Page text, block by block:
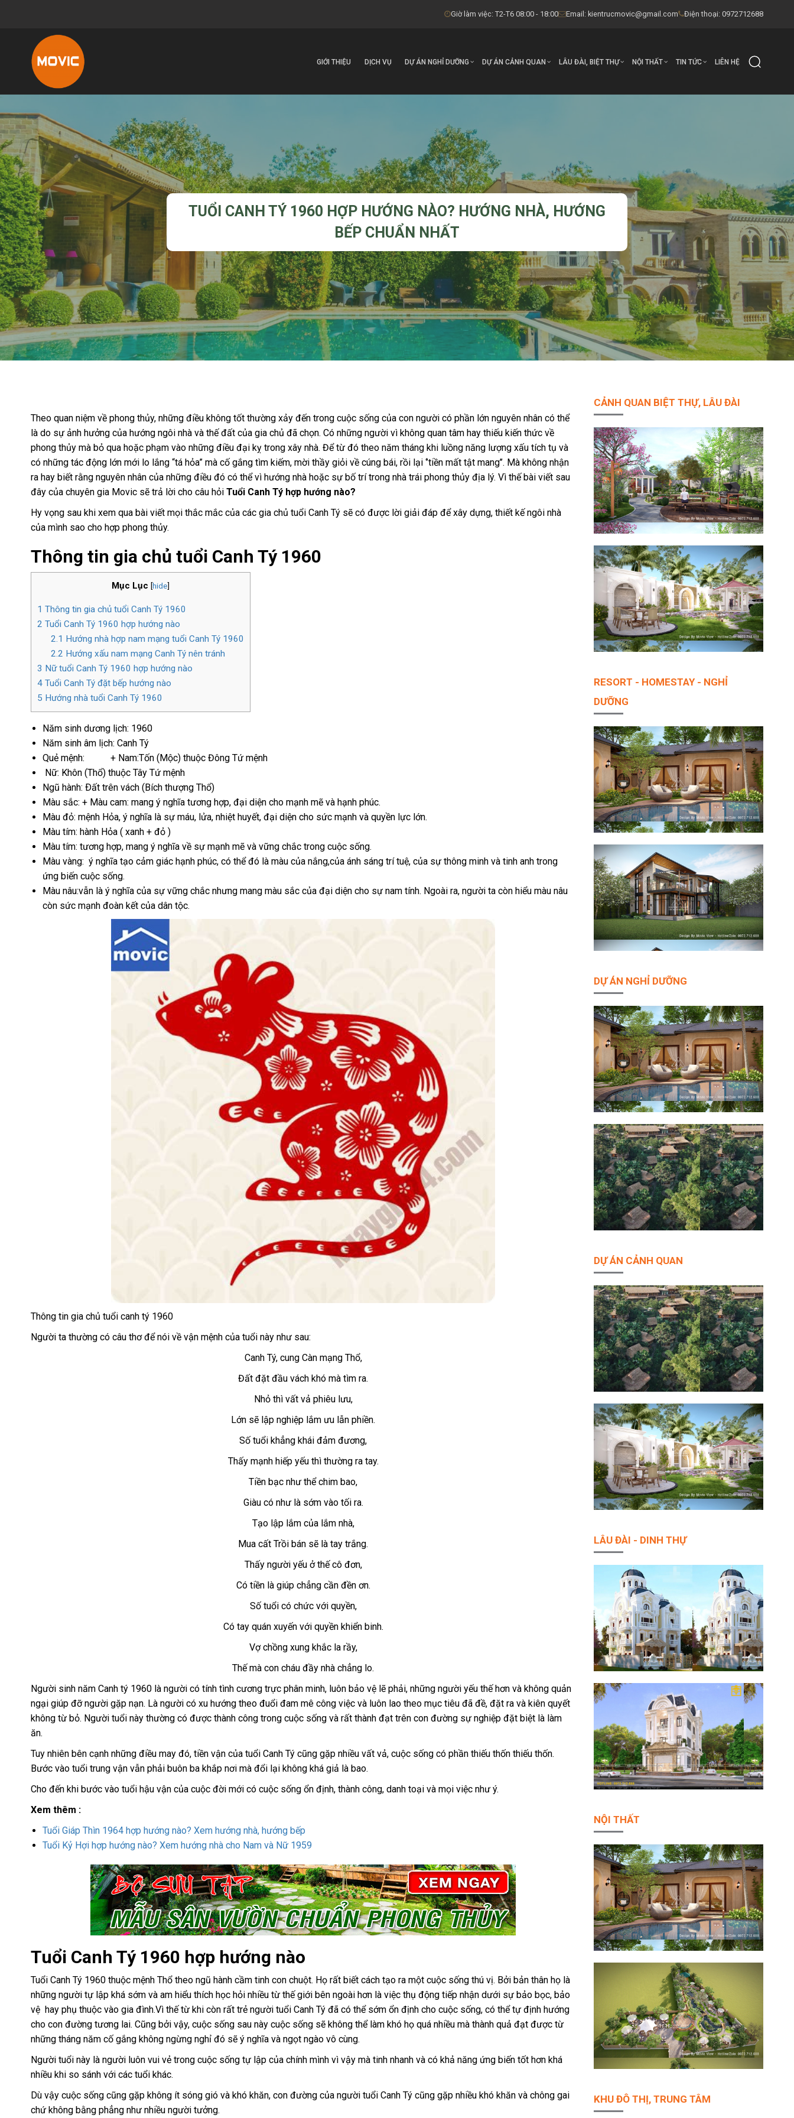
Giờ làm việc: T2-T6 08:00 - 18:00 Email: kientrucmovic@gmail.com Điện thoại: 0972712688
GIỚI THIỆU DỊCH VỤ DỰ ÁN NGHỈ DƯỠNG DỰ ÁN CẢNH QUAN LÂU ĐÀI, BIỆT THỰ NỘI THẤT TIN TỨC LIÊN HỆ
TUỔI CANH TÝ 1960 HỢP HƯỚNG NÀO? HƯỚNG NHÀ, HƯỚNG
BẾP CHUẨN NHẤT
Theo quan niệm về phong thủy, những điều không tốt thường xảy đến trong cuộc sống của con người có phần lớn nguyên nhân có thể
là do sự ảnh hưởng của hướng ngôi nhà và thế đất của gia chủ đã chọn. Có những người vì không quan tâm hay thiếu kiến thức về
phong thủy mà bỏ qua hoặc phạm vào những điều đại kỵ trong xây nhà. Để từ đó theo năm tháng khi luồng năng lượng xấu tích tụ và
có những tác động lớn mới lo lắng “tá hỏa” mà cố gắng tìm kiếm, mời thầy giỏi về cúng bái, rồi lại ‘’tiền mất tật mang’’. Mà không nhận
ra hay biết rằng nguyên nhân của những điều đó có thể vì hướng nhà hoặc sự bố trí trong nhà trái phong thủy địa lý. Vì thế bài viết sau
đây của chuyên gia Movic sẽ trả lời cho câu hỏi Tuổi Canh Tý hợp hướng nào?
Hy vọng sau khi xem qua bài viết mọi thắc mắc của các gia chủ tuổi Canh Tý sẽ có được lời giải đáp để xây dựng, thiết kế ngôi nhà
của mình sao cho hợp phong thủy.
Thông tin gia chủ tuổi Canh Tý 1960
Mục Lục [hide]
1 Thông tin gia chủ tuổi Canh Tý 1960
2 Tuổi Canh Tý 1960 hợp hướng nào
2.1 Hướng nhà hợp nam mạng tuổi Canh Tý 1960
2.2 Hướng xấu nam mạng Canh Tý nên tránh
3 Nữ tuổi Canh Tý 1960 hợp hướng nào
4 Tuổi Canh Tý đặt bếp hướng nào
5 Hướng nhà tuổi Canh Tý 1960
Năm sinh dương lịch: 1960
Năm sinh âm lịch: Canh Tý
Quẻ mệnh: + Nam:Tốn (Mộc) thuộc Đông Tứ mệnh
Nữ: Khôn (Thổ) thuộc Tây Tứ mệnh
Ngũ hành: Ðất trên vách (Bích thượng Thổ)
Màu sắc: + Màu cam: mang ý nghĩa tương hợp, đại diện cho mạnh mẽ và hạnh phúc.
Màu đỏ: mệnh Hỏa, ý nghĩa là sự máu, lửa, nhiệt huyết, đại diện cho sức mạnh và quyền lực lớn.
Màu tím: hành Hỏa ( xanh + đỏ )
Màu tím: tương hợp, mang ý nghĩa về sự mạnh mẽ và vững chắc trong cuộc sống.
Màu vàng: ý nghĩa tạo cảm giác hạnh phúc, có thể đó là màu của nắng,của ánh sáng trí tuệ, của sự thông minh và tinh anh trong
ứng biến cuộc sống.
Màu nâu:vẫn là ý nghĩa của sự vững chắc nhưng mang màu sắc của đại diện cho sự nam tính. Ngoài ra, người ta còn hiểu màu nâu
còn sức mạnh đoàn kết của dân tộc.
Thông tin gia chủ tuổi canh tý 1960
Người ta thường có câu thơ để nói về vận mệnh của tuổi này như sau:
Canh Tý, cung Càn mạng Thổ,
Đất đặt đầu vách khó mà tìm ra.
Nhỏ thì vất vả phiêu lưu,
Lớn sẽ lập nghiệp lắm ưu lẫn phiền.
Số tuổi khẳng khái đảm đương,
Thấy mạnh hiếp yếu thì thường ra tay.
Tiền bạc như thể chim bao,
Giàu có như là sớm vào tối ra.
Tạo lập lắm của lắm nhà,
Mua cất Trồi bán sẽ là tay trắng.
Thấy người yếu ở thế cô đơn,
Có tiền là giúp chẳng cần đền ơn.
Số tuổi có chức với quyền,
Có tay quán xuyến với quyền khiển binh.
Vợ chồng xung khắc la rầy,
Thế mà con cháu đầy nhà chẳng lo.
Người sinh năm Canh tý 1960 là người có tính tình cương trực phân minh, luôn bảo vệ lẽ phải, những người yếu thế hơn và không quản
ngại giúp đỡ người gặp nạn. Là người có xu hướng theo đuổi đam mê công việc và luôn lao theo mục tiêu đã đề, đặt ra và kiên quyết
không từ bỏ. Người tuổi này thường có được thành công trong cuộc sống và rất thành đạt trên con đường sự nghiệp đặt biệt là làm
ăn.
Tuy nhiên bên cạnh những điều may đó, tiền vận của tuổi Canh Tý cũng gặp nhiều vất vả, cuộc sống có phần thiếu thốn thiếu thốn.
Bước vào tuổi trung vận vẫn phải buôn ba khắp nơi mà đổi lại không khá giả là bao.
Cho đến khi bước vào tuổi hậu vận của cuộc đời mới có cuộc sống ổn định, thành công, danh toại và mọi việc như ý.
Xem thêm :
Tuổi Giáp Thìn 1964 hợp hướng nào? Xem hướng nhà, hướng bếp
Tuổi Kỷ Hợi hợp hướng nào? Xem hướng nhà cho Nam và Nữ 1959
Tuổi Canh Tý 1960 hợp hướng nào
Tuổi Canh Tý 1960 thuộc mệnh Thổ theo ngũ hành cầm tinh con chuột. Họ rất biết cách tạo ra một cuộc sống thú vị. Bởi bản thân họ là
những người tự lập khá sớm và am hiểu thích học hỏi nhiều từ thế giới bên ngoài hơn là việc thụ động tiếp nhận dưới sự bảo bọc, bảo
vệ hay phụ thuộc vào gia đình.Vì thế từ khi còn rất trẻ người tuổi Canh Tý đã có thể sớm ổn định cho cuộc sống, có thể tự định hướng
cho con đường tương lai. Cũng bởi vậy, cuộc sống sau này cuộc sống sẽ không thể làm khó họ quá nhiều mà thành quả đạt được từ
những tháng năm cố gắng không ngừng nghỉ đó sẽ ý nghĩa và ngọt ngào vô cùng.
Người tuổi này là người luôn vui vẻ trong cuộc sống tự lập của chính mình vì vậy mà tinh nhanh và có khả năng ứng biến tốt hơn khá
nhiều khi so sánh với các tuổi khác.
Dù vậy cuộc sống cũng gặp không ít sóng gió và khó khăn, con đường của người tuổi Canh Tý cũng gặp nhiều khó khăn và chông gai
chứ không bằng phẳng như nhiều người tưởng.
CẢNH QUAN BIỆT THỰ, LÂU ĐÀI
RESORT - HOMESTAY - NGHỈ
DƯỠNG
DỰ ÁN NGHỈ DƯỠNG
DỰ ÁN CẢNH QUAN
LÂU ĐÀI - DINH THỰ
NỘI THẤT
KHU ĐÔ THỊ, TRUNG TÂM